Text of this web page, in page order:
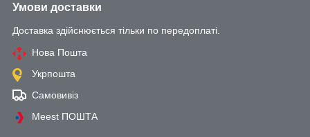
Умови доставки
Доставка здійснюється тільки по передоплаті.
Нова Пошта
Укрпошта
Самовивіз
Meest ПОШТА